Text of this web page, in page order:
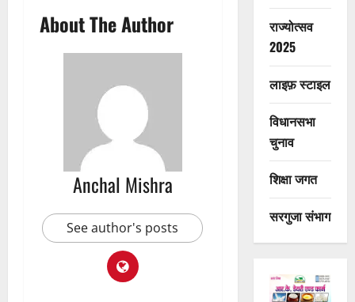
About The Author
Anchal Mishra
See author's posts
राज्योत्सव
2025
लाइफ़ स्टाइल
विधानसभा
चुनाव
शिक्षा जगत
सरगुजा संभाग